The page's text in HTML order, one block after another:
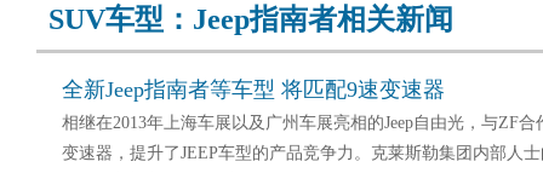
SUV车型：Jeep指南者相关新闻
全新Jeep指南者等车型 将匹配9速变速器
相继在2013年上海车展以及广州车展亮相的Jeep自由光，与ZF
变速器，提升了JEEP车型的产品竞争力。克莱斯勒集团内部人士